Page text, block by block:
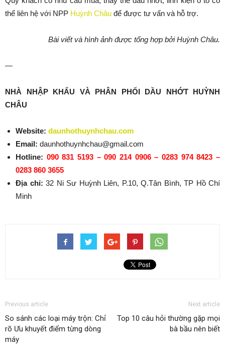
thể liên hệ với NPP Huỳnh Châu để được tư vấn và hỗ trợ.
Bài viết và hình ảnh được tổng hợp bởi Huỳnh Châu.
—
NHÀ NHẬP KHẨU VÀ PHÂN PHỐI DẦU NHỚT HUỲNH
CHÂU
Website: daunhothuynhchau.com
Email: daunhothuynhchau@gmail.com
Hotline: 090 831 5193 – 090 214 0906 – 0283 974 8423 –
0283 860 3655
Địa chỉ: 32 Ni Sư Huỳnh Liên, P.10, Q.Tân Bình, TP Hồ Chí
Minh
Previous article
So sánh các loại máy trộn: Chỉ
rõ Ưu khuyết điểm từng dòng
máy
Next article
Top 10 câu hỏi thường gặp mọi
bà bầu nên biết